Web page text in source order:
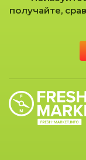
получайте,